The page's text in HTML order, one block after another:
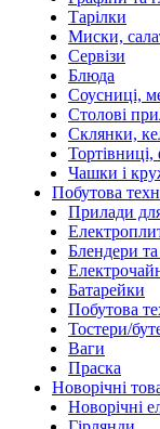
Тарілки
Миски,
Сервізи
Блюда
Соусниці,
Столові
Склянки,
Тортівниці,
Чашки і
Побутова
Прилади
Блендери та
Батарейки
Побутова
Тостери/
Ваги
Праска
Новорічні
Новорічні